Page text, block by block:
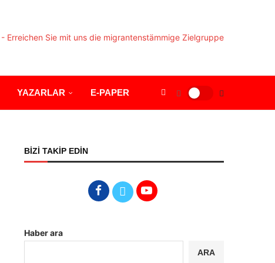
YAZARLAR E-PAPER
BİZİ TAKİP EDİN
Haber ara
ARA